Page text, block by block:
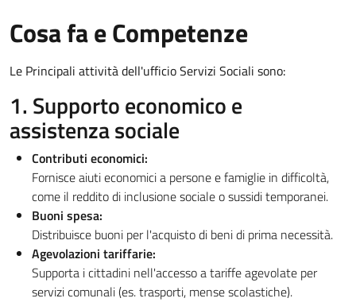
Cosa fa e Competenze
Le Principali attività dell'ufficio Servizi Sociali sono:
1. Supporto economico e
assistenza sociale
Contributi economici:
Fornisce aiuti economici a persone e famiglie in difficoltà,
come il reddito di inclusione sociale o sussidi temporanei.
Buoni spesa:
Distribuisce buoni per l'acquisto di beni di prima necessità.
Agevolazioni tariffarie:
Supporta i cittadini nell'accesso a tariffe agevolate per
servizi comunali (es. trasporti, mense scolastiche).